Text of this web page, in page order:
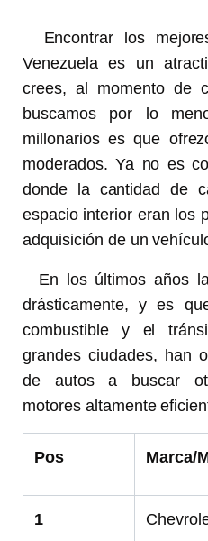
Encontrar los
Venezuela es un
crees, al momento de
buscamos por lo
millonarios es que
moderados. Ya no es
donde la cantidad de
espacio interior eran los
adquisición de un
En los últimos años
drásticamente, y es
combustible y el
grandes ciudades, han
de autos a buscar
motores altamente
Pos Marca/
1